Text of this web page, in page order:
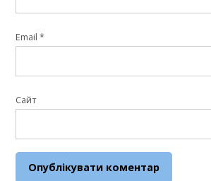
Email*
Сайт